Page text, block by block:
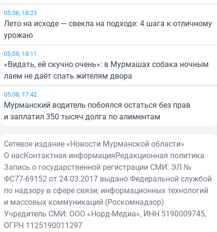
05.08, 18:23
Лето на исходе — свекла на подходе: 4 шага к отличному
урожаю
05.08, 18:11
«Видать, ей скучно очень»: в Мурмашах собака ночным
лаем не даёт спать жителям двора
05.08, 17:42
Мурманский водитель побоялся остаться без прав
и заплатил 350 тысяч долга по алиментам
Сетевое издание «Новости Мурманской области»
О насКонтактная информацияРедакционная политика
Запись о государственной регистрации СМИ: ЭЛ №
ФС77-69152 от 24.03.2017 выдано Федеральной службой
по надзору в сфере связи, информационных технологий
и массовых коммуникаций (Роскомнадзор)
Учредитель СМИ: ООО «Норд-Медиа», ИНН 5190009745,
ОГРН 1125190011297